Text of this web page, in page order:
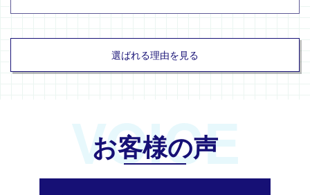
選ばれる理由を見る
VOICE
お客様の声